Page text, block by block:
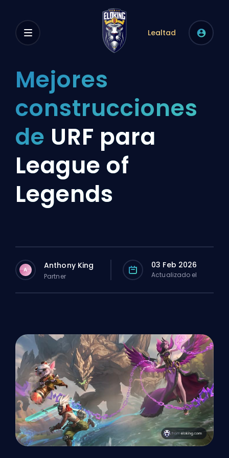
Lealtad
Mejores
construcciones
de URF para
League of
Legends
A Anthony King
Partner
03 Feb 2026
Actualizado el